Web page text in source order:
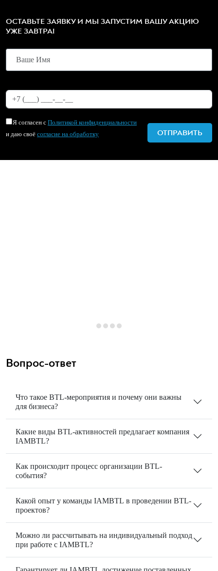
ОСТАВЬТЕ ЗАЯВКУ И МЫ ЗАПУСТИМ ВАШУ АКЦИЮ
УЖЕ ЗАВТРА!
Я согласен с Политикой конфиденциальности
и даю своё согласие на обработку
Вопрос-ответ
Что такое BTL-мероприятия и почему они важны
для бизнеса?
Какие виды BTL-активностей предлагает компания
IAMBTL?
Как происходит процесс организации BTL-
события?
Какой опыт у команды IAMBTL в проведении BTL-
проектов?
Можно ли рассчитывать на индивидуальный подход
при работе с IAMBTL?